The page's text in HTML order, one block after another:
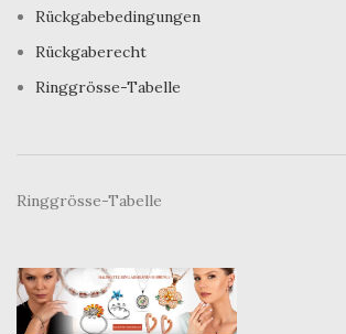
Rückgabebedingungen
Rückgaberecht
Ringgrösse-Tabelle
Ringgrösse-Tabelle